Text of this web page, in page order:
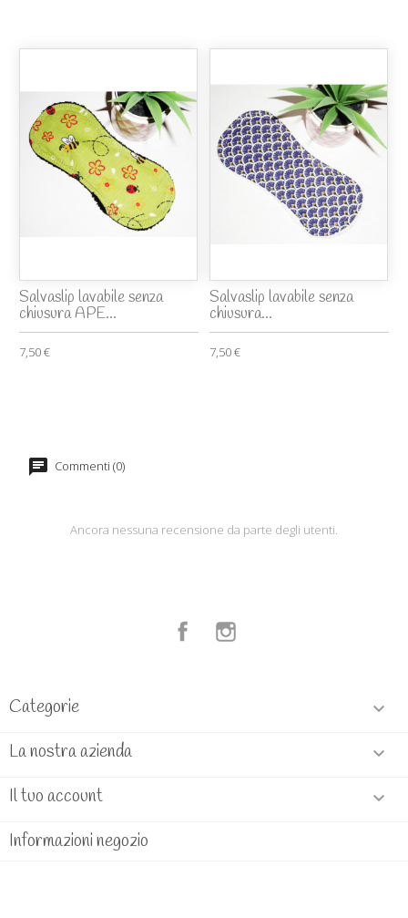
Salvaslip lavabile senza
chiusura APE...
7,50 €
Salvaslip lavabile senza
chiusura...
7,50 €
Commenti (0)
Ancora nessuna recensione da parte degli utenti.
Facebook
Categorie 
La nostra azienda 
Il tuo account 
Informazioni negozio